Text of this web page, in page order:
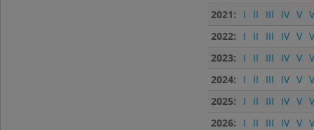
2021:
I II III IV V
2022:
I II III IV V
2023:
I II III IV V
2024:
I II III IV V
2025:
I II III IV V
2026:
I II III IV V